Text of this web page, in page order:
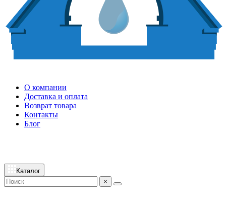
О компании
Доставка и оплата
Возврат товара
Контакты
Блог
Каталог
×